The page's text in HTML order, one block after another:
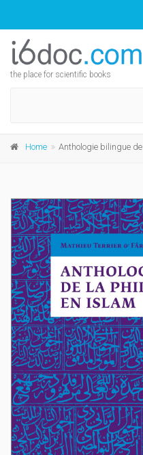
the place for scientific books
Home Anthologie bilingue de la philosophie en Islam